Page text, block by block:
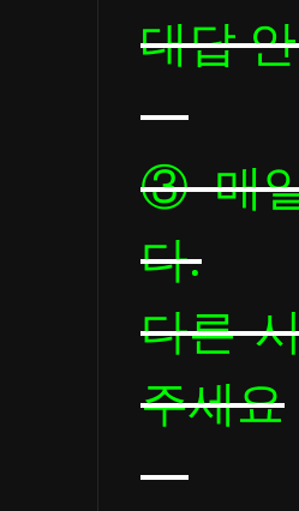
대답
③ 매
다.
다른
주세요